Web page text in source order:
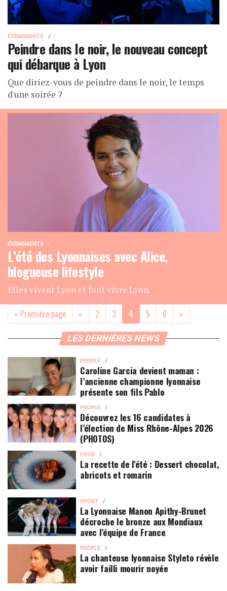
ÉVÈNEMENTS
Peindre dans le noir, le nouveau concept
qui débarque à Lyon
Que diriez-vous de peindre dans le noir, le temps
d'une soirée ?
ÉVÈNEMENTS
L’été des Lyonnaises avec Alice,
blogueuse lifestyle
Elles vivent Lyon et font vivre Lyon.
« Première page « 2 3 4 (current)
5 6 »
LES DERNIÈRES NEWS
PEOPLE
Caroline Garcia devient maman :
l’ancienne championne lyonnaise
présente son fils Pablo
PEOPLE
Découvrez les 16 candidates à
l’élection de Miss Rhône-Alpes 2026
(PHOTOS)
FOOD
La recette de l'été : Dessert chocolat,
abricots et romarin
SPORT
La Lyonnaise Manon Apithy-Brunet
décroche le bronze aux Mondiaux
avec l’équipe de France
PEOPLE
La chanteuse lyonnaise Styleto révèle
avoir failli mourir noyée